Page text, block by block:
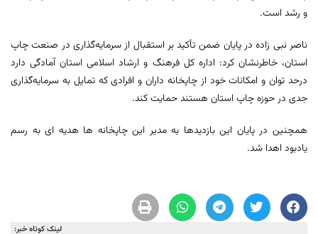
و رشد است.
ناصر نبی زاده در پایان ضمن تأکید بر استقبال از سرمایه‌گذاری در صنعت چاپ
استان، خاطرنشان کرد: اداره کل فرهنگ و ارشاد اسلامی استان آمادگی دارد
درحد توان و امکانات خود از چاپخانه داران و افرادی که تمایل به سرمایه‌گذاری
جدی در حوزه چاپ استان هستند حمایت کند.
همچنین در پایان این بازدیدها به مدیر این چاپخانه ها هدیه ای به رسم
یادبود اهدا شد.
لینک کوتاه خبر: